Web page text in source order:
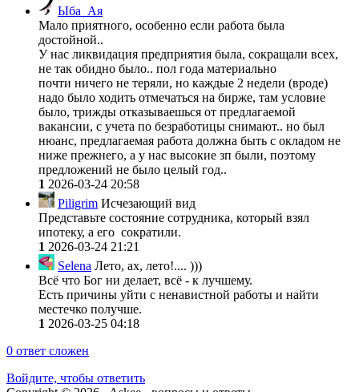
Ыба_Ая
Мало приятного, особенно если работа была
достойной..
У нас ликвидация предприятия была, сокращали всех,
не так обидно было.. пол года материально
почти ничего не теряли, но каждые 2 недели (вроде)
надо было ходить отмечаться на бирже, там условие
было, трижды отказываешься от предлагаемой
вакансии, с учета по безработицы снимают.. но был
нюанс, предлагаемая работа должна быть с окладом не
ниже прежнего, а у нас высокие зп были, поэтому
предложений не было целый год..
1 2026-03-24 20:58
Piligrim Исчезающий вид
Представьте состояние сотрудника, который взял
ипотеку, а его сократили.
1 2026-03-24 21:21
Selena Лето, ах, лето!.... )))
Всё что Бог ни делает, всё - к лучшему.
Есть причины уйти с ненавистной работы и найти
местечко получше.
1 2026-03-25 04:18
0 ответ сложен
Войдите, чтобы ответить